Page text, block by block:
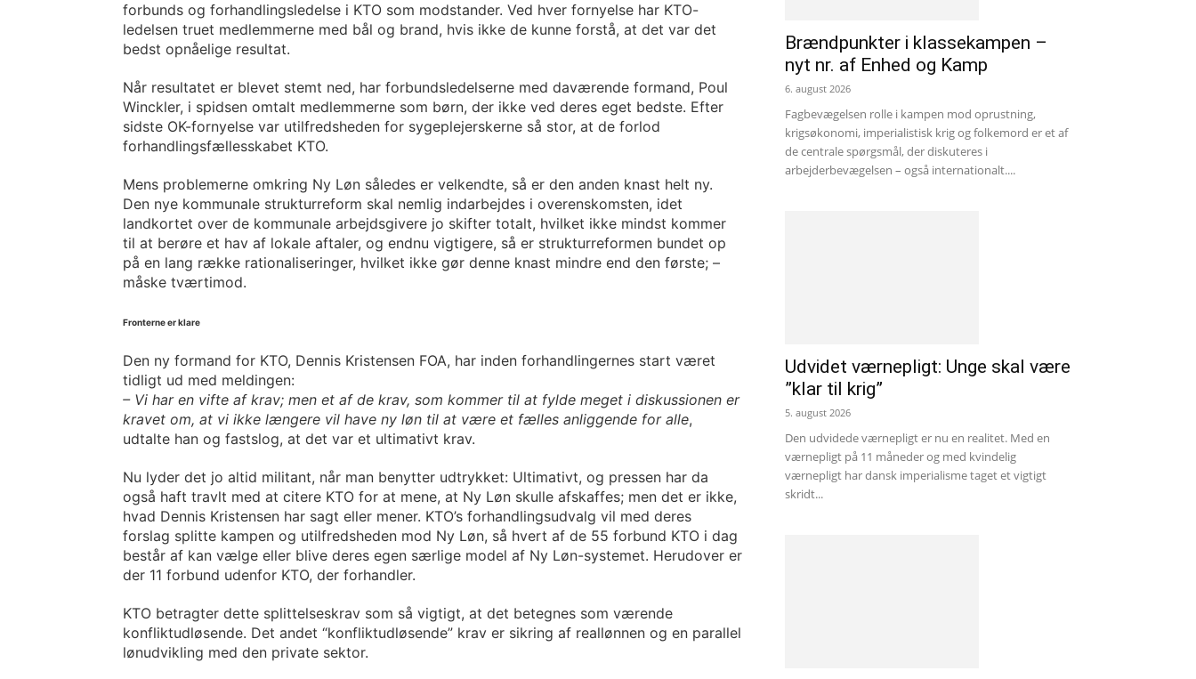
forbunds og forhandlingsledelse i KTO som modstander. Ved hver fornyelse har KTO-
ledelsen truet medlemmerne med bål og brand, hvis ikke de kunne forstå, at det var det
bedst opnåelige resultat.
Når resultatet er blevet stemt ned, har forbundsledelserne med daværende formand, Poul
Winckler, i spidsen omtalt medlemmerne som børn, der ikke ved deres eget bedste. Efter
sidste OK-fornyelse var utilfredsheden for sygeplejerskerne så stor, at de forlod
forhandlingsfællesskabet KTO.
Mens problemerne omkring Ny Løn således er velkendte, så er den anden knast helt ny.
Den nye kommunale strukturreform skal nemlig indarbejdes i overenskomsten, idet
landkortet over de kommunale arbejdsgivere jo skifter totalt, hvilket ikke mindst kommer
til at berøre et hav af lokale aftaler, og endnu vigtigere, så er strukturreformen bundet op
på en lang række rationaliseringer, hvilket ikke gør denne knast mindre end den første; –
måske tværtimod.
Fronterne er klare
Den ny formand for KTO, Dennis Kristensen FOA, har inden forhandlingernes start været
tidligt ud med meldingen:
– Vi har en vifte af krav; men et af de krav, som kommer til at fylde meget i diskussionen er
kravet om, at vi ikke længere vil have ny løn til at være et fælles anliggende for alle,
udtalte han og fastslog, at det var et ultimativt krav.
Nu lyder det jo altid militant, når man benytter udtrykket: Ultimativt, og pressen har da
også haft travlt med at citere KTO for at mene, at Ny Løn skulle afskaffes; men det er ikke,
hvad Dennis Kristensen har sagt eller mener. KTO’s forhandlingsudvalg vil med deres
forslag splitte kampen og utilfredsheden mod Ny Løn, så hvert af de 55 forbund KTO i dag
består af kan vælge eller blive deres egen særlige model af Ny Løn-systemet. Herudover er
der 11 forbund udenfor KTO, der forhandler.
KTO betragter dette splittelseskrav som så vigtigt, at det betegnes som værende
konfliktudløsende. Det andet “konfliktudløsende” krav er sikring af reallønnen og en parallel
lønudvikling med den private sektor.
Brændpunkter i klassekampen –
nyt nr. af Enhed og Kamp
6. august 2026
Fagbevægelsen rolle i kampen mod oprustning,
krigsøkonomi, imperialistisk krig og folkemord er et af
de centrale spørgsmål, der diskuteres i
arbejderbevægelsen – også internationalt....
Udvidet værnepligt: Unge skal være
”klar til krig”
5. august 2026
Den udvidede værnepligt er nu en realitet. Med en
værnepligt på 11 måneder og med kvindelig
værnepligt har dansk imperialisme taget et vigtigt
skridt...